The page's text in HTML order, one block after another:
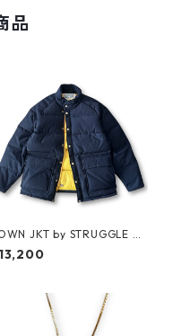
品
JKT by STRUGGLE G